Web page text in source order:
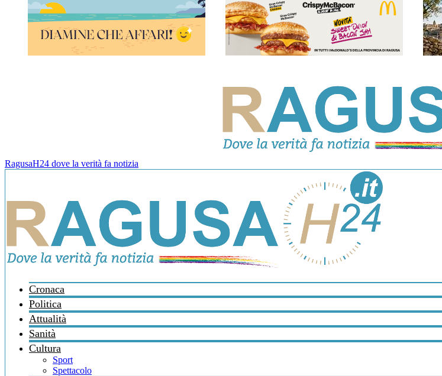
RagusaH24 dove la verità fa notizia
Cronaca
Politica
Attualità
Sanità
Cultura
Sport
Spettacolo